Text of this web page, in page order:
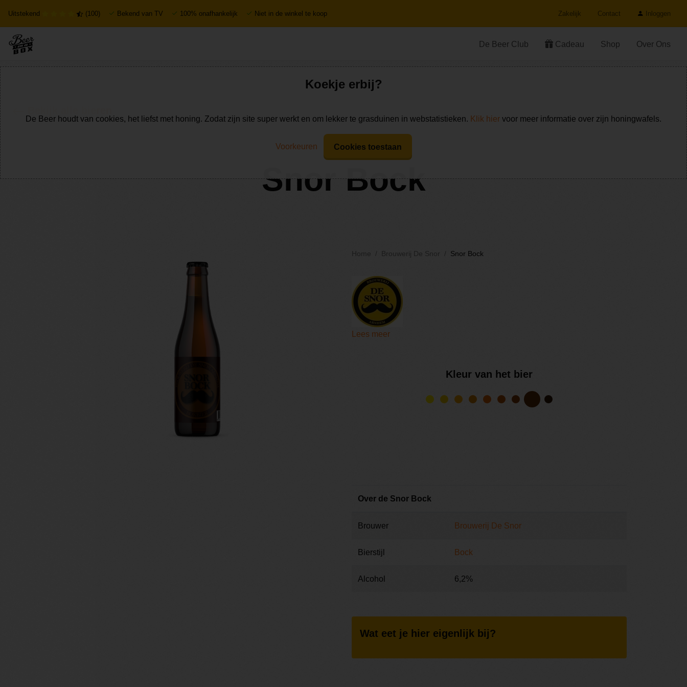
Uitstekend (100) Bekend van TV 100% onafhankelijk Niet in de winkel te koop Zakelijk Contact Inloggen
De Beer Club Cadeau Shop Over Ons
Snor Bock
Home Brouwerij De Snor Snor Bock
Lees meer
Kleur van het bier
Over de Snor Bock
Brouwer Brouwerij De Snor
Bierstijl Bock
Alcohol 6,2%
Wat eet je hier eigenlijk bij?
Koekje erbij?
De Beer houdt van cookies, het liefst met honing. Zodat zijn site super werkt en om lekker te grasduinen in webstatistieken. Klik hier voor meer informatie over zijn honingwafels.
Voorkeuren Cookies toestaan